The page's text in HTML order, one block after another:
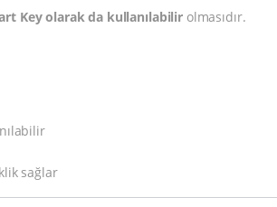
Key olarak da kullanılabilirolmasıdır.
sağlar